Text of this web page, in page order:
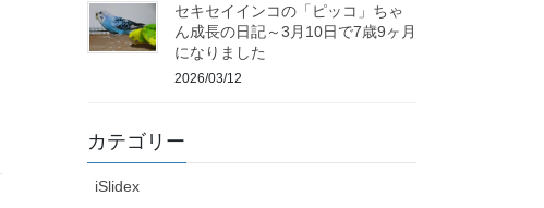
セキセイインコの「ピッコ」ちゃ
ん成長の日記～3月10日で7歳9ヶ月
になりました
2026/03/12
カテゴリー
iSlidex